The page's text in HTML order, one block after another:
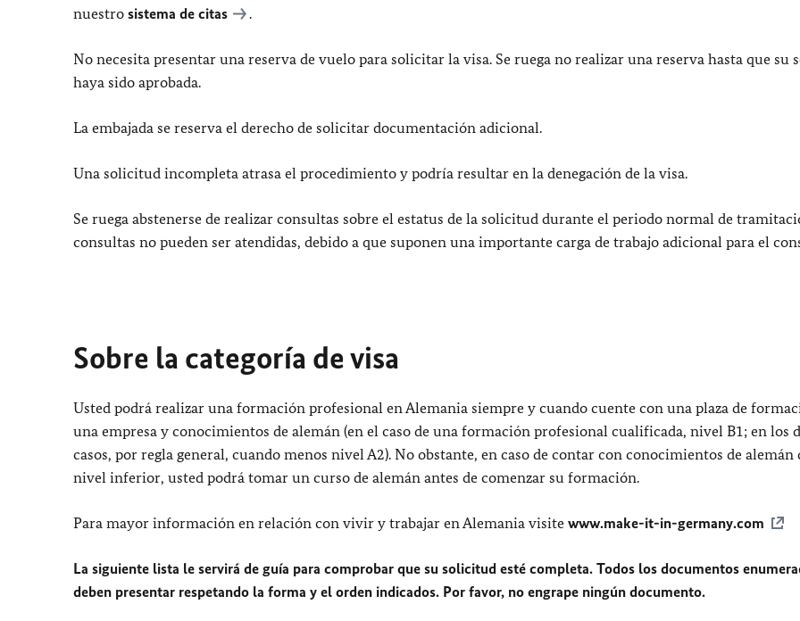
nuestro sistema de citas .
No necesita presentar una reserva de vuelo para solicitar la visa. Se ruega no realizar una reserva hasta que su
haya sido aprobada.
La embajada se reserva el derecho de solicitar documentación adicional.
Una solicitud incompleta atrasa el procedimiento y podría resultar en la denegación de la visa.
Se ruega abstenerse de realizar consultas sobre el estatus de la solicitud durante el periodo normal de
consultas no pueden ser atendidas, debido a que suponen una importante carga de trabajo adicional para el
Sobre la categoría de visa
Usted podrá realizar una formación profesional en Alemania siempre y cuando cuente con una plaza de
una empresa y conocimientos de alemán (en el caso de una formación profesional cualificada, nivel B1; en los
casos, por regla general, cuando menos nivel A2). No obstante, en caso de contar con conocimientos de alemán
nivel inferior, usted podrá tomar un curso de alemán antes de comenzar su formación.
Para mayor información en relación con vivir y trabajar en Alemania visite www.make-it-in-germany.com
La siguiente lista le servirá de guía para comprobar que su solicitud esté completa. Todos los documentos
deben presentar respetando la forma y el orden indicados. Por favor, no engrape ningún documento.